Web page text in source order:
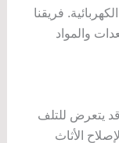
فريقنا
والمواد
يتعرض للتلف
الأثاث